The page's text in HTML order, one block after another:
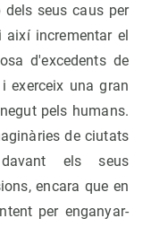
seus caus per
incrementar el
d'excedents de
exerceix una gran
pels humans.
de ciutats
els seus
encara que en
per enganyar-